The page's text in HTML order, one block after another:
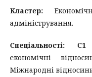
Кластер:
адміністрування.
Спеціальності:
економічні
Міжнародні